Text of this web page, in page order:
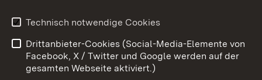
Barrierefreiheit
Benutzungshinweise
Impressum
Cookies
Technisch notwendige Cookies
Drittanbieter-Cookies (Social-Media-Elemente von
Facebook, X / Twitter und Google werden auf der
gesamten Webseite aktiviert.)